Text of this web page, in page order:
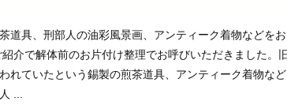
道具、刑部人の油彩風景画、アンティーク着物などをお
介で解体前のお片付け整理でお呼びいただきました。
れていたという錫製の煎茶道具、アンティーク着物など
...